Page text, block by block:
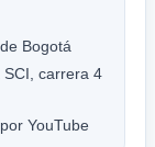
Bogotá
SCI, carrera 4
YouTube